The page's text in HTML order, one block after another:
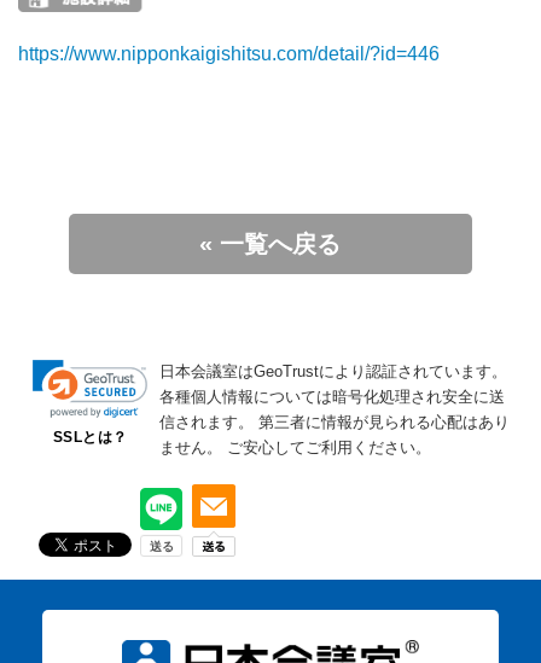
https://www.nipponkaigishitsu.com/detail/?id=446
« 一覧へ戻る
SSLとは？
日本会議室はGeoTrustにより認証されています。
各種個人情報については暗号化処理され安全に送
信されます。
第三者に情報が見られる心配はあり
ません。
ご安心してご利用ください。